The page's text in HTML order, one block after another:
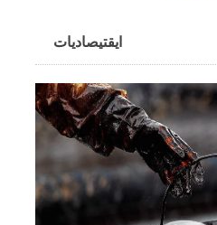
ایقتیصادیات